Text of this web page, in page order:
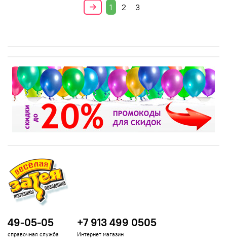
1 2 3
49-05-05
справочная служба
+7 913 499 0505
Интернет магазин